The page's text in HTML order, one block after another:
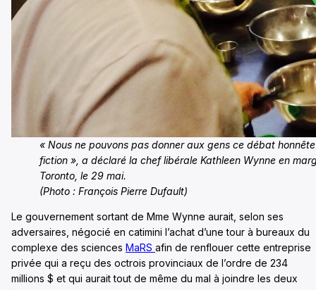
« Nous ne pouvons pas donner aux gens ce débat
fiction », a déclaré la chef libérale Kathleen Wynne en
Toronto, le 29 mai.
(Photo : François Pierre Dufault)
Le gouvernement sortant de Mme Wynne aurait, selon ses
adversaires, négocié en catimini l’achat d’une tour à bureaux du
complexe des sciences MaRS afin de renflouer cette entreprise
privée qui a reçu des octrois provinciaux de l’ordre de 234
millions $ et qui aurait tout de même du mal à joindre les deux